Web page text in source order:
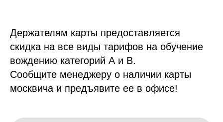
Держателям карты предоставляется
скидка на все виды тарифов на обучение
вождению категорий А и В.
Сообщите менеджеру о наличии карты
москвича и предъявите ее в офисе!